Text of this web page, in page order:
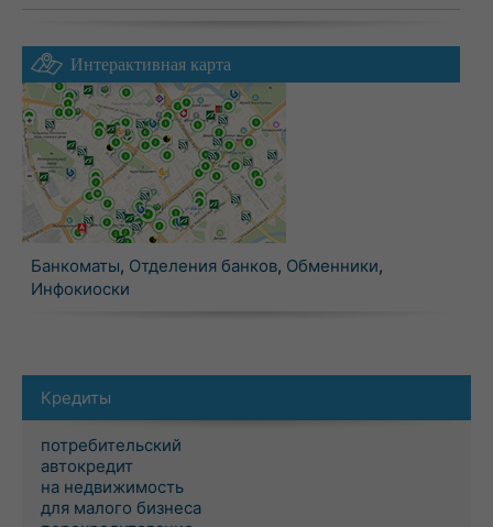
Интерактивная карта
Банкоматы, Отделения банков, Обменники,
Инфокиоски
Кредиты
потребительский
автокредит
на недвижимость
для малого бизнеса